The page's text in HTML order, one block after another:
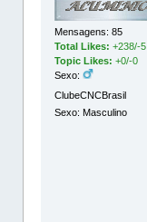
Mensagens: 85
Total Likes:+238/-5
Topic Likes: +0/-0
Sexo:
ClubeCNCBrasil
Sexo: Masculino